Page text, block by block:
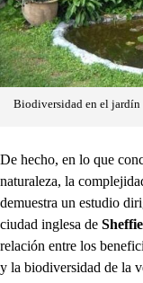
Biodiversidad en el jardín
De hecho, en lo que
naturaleza, la
demuestra un estudio
ciudad inglesa de
relación entre los
y la biodiversidad de la